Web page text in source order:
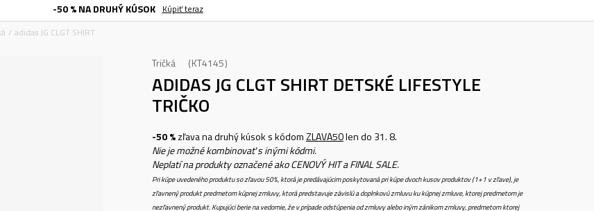
-50 % NA DRUHÝ KÚSOK
Kúpiť teraz
adidas JG CLGT SHIRT
Tričká KT4145
ADIDAS JG CLGT SHIRT DETSKÉ LIFESTYLE
TRIČKO
-50 %zľava na druhý kúsok s kódomZLAVA50len do 31. 8.
Nie je možné kombinovať s inými kódmi.
Neplatí na produkty označené ako CENOVÝ HIT a FINAL SALE.
Pri kúpe uvedeného produktu so zľavou 50%, ktorá je predávajúcim poskytovaná pri kúpe dvoch kusov produktov (1+1 v zľave), je
zľavnený produkt predmetom kúpnej zmluvy, ktorá predstavuje závislú a doplnkovú zmluvu ku kúpnej zmluve, ktorej predmetom je
nezľavnený produkt. Kupujúci berie na vedomie, že v prípade odstúpenia od zmluvy alebo iným zánikom zmluvy, predmetom ktorej